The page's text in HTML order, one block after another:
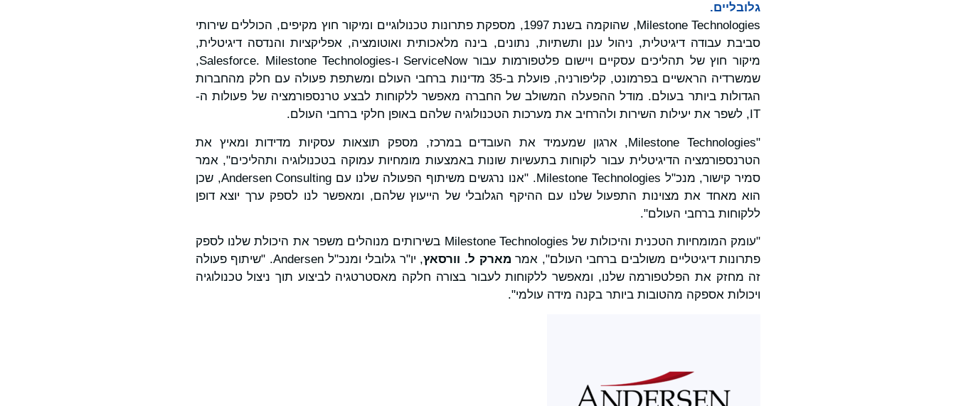
גלובליים.
Milestone Technologies, שהוקמה בשנת 1997, מספקת פתרונות טכנולוגיים ומיקור חוץ מקיפים, הכוללים שירותי
סביבת עבודה דיגיטלית, ניהול ענן ותשתיות, נתונים, בינה מלאכותית ואוטומציה, אפליקציות והנדסה דיגיטלית,
מיקור חוץ של תהליכים עסקיים ויישום פלטפורמות עבור ServiceNow ו-Salesforce. Milestone Technologies,
שמשרדיה הראשיים בפרמונט, קליפורניה, פועלת ב-35 מדינות ברחבי העולם ומשתפת פעולה עם חלק מהחברות
הגדולות ביותר בעולם. מודל ההפעלה המשולב של החברה מאפשר ללקוחות לבצע טרנספורמציה של פעולות ה-
IT, לשפר את יעילות השירות ולהרחיב את מערכות הטכנולוגיה שלהם באופן חלקי ברחבי העולם.
"Milestone Technologies, ארגון שמעמיד את העובדים במרכז, מספק תוצאות עסקיות מדידות ומאיץ את
הטרנספורמציה הדיגיטלית עבור לקוחות בתעשיות שונות באמצעות מומחיות עמוקה בטכנולוגיה ותהליכים", אמר
סמיר קישור, מנכ"ל Milestone Technologies. "אנו נרגשים משיתוף הפעולה שלנו עם Andersen Consulting, שכן
הוא מאחד את מצוינות התפעול שלנו עם ההיקף הגלובלי של הייעוץ שלהם, ומאפשר לנו לספק ערך יוצא דופן
ללקוחות ברחבי העולם".
"עומק המומחיות הטכנית והיכולות של Milestone Technologies בשירותים מנוהלים משפר את היכולת שלנו לספק
פתרונות דיגיטליים משולבים ברחבי העולם", אמר מארק ל. וורסאץ
, יו"ר גלובלי ומנכ"ל Andersen. "שיתוף פעולה
זה מחזק את הפלטפורמה שלנו, ומאפשר ללקוחות לעבור בצורה חלקה מאסטרטגיה לביצוע תוך ניצול טכנולוגיה
ויכולות אספקה מהטובות ביותר בקנה מידה עולמי".